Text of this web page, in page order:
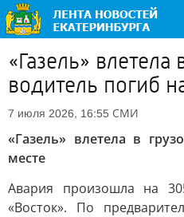
«Газель» влетела
водитель погиб
7 июля 2026, 16:55 СМИ
«Газель» влетела в
месте
Авария произошла на
«Восток». По